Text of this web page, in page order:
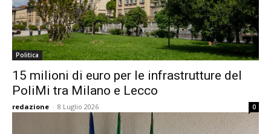
Politica
15 milioni di euro per le infrastrutture del
PoliMi tra Milano e Lecco
redazione - 8 Luglio 2026 0